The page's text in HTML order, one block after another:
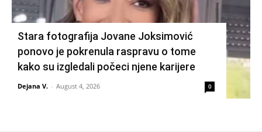
Stara fotografija Jovane Joksimović
ponovo je pokrenula raspravu o tome
kako su izgledali počeci njene karijere
Dejana V. - August 4, 2026 0